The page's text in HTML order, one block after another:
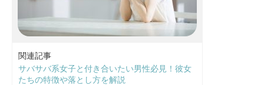
関連記事
サバサバ系女子と付き合いたい男性必見！彼女
たちの特徴や落とし方を解説